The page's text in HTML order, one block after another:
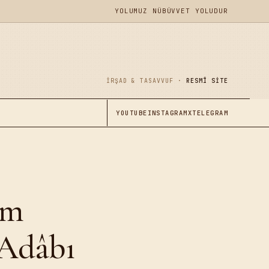
YOLUMUZ NÜBÜVVET YOLUDUR
İRŞAD & TASAVVUF · RESMÎ SITE
YOUTUBE INSTAGRAMXTELEGRAM